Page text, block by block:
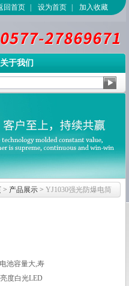
回首页 设为首页 加入收藏
关于我们
> 产品展示 > YJ1030强光防爆电筒
池容量大,寿
度白光LED